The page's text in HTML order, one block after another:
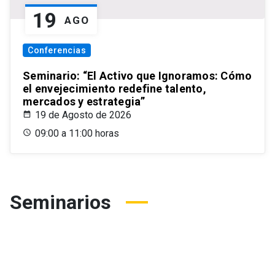
19 AGO
Conferencias
Seminario: “El Activo que Ignoramos: Cómo
el envejecimiento redefine talento,
mercados y estrategia”
19 de Agosto de 2026
09:00 a 11:00 horas
Seminarios